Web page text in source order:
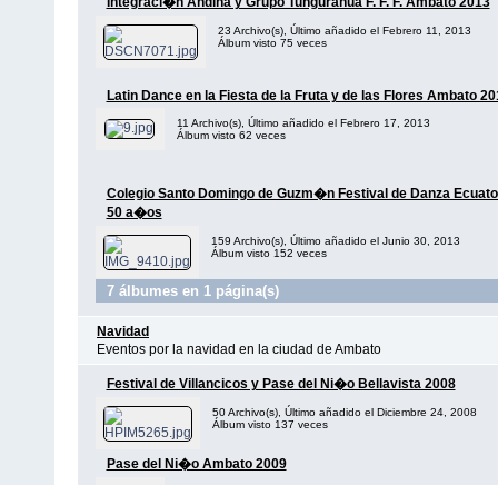
23 Archivo(s), Último añadido el Febrero 11, 2013
Álbum visto 75 veces
Latin Dance en la Fiesta de la Fruta y de las Flores Ambato
11 Archivo(s), Último añadido el Febrero 17, 2013
Álbum visto 62 veces
Colegio Santo Domingo de Guzm�n Festival de Danza
50 a�os
159 Archivo(s), Último añadido el Junio 30, 2013
Álbum visto 152 veces
7 álbumes en 1 página(s)
Navidad
Eventos por la navidad en la ciudad de Ambato
Festival de Villancicos y Pase del Ni�o Bellavista 2008
50 Archivo(s), Último añadido el Diciembre 24, 2008
Álbum visto 137 veces
Pase del Ni�o Ambato 2009